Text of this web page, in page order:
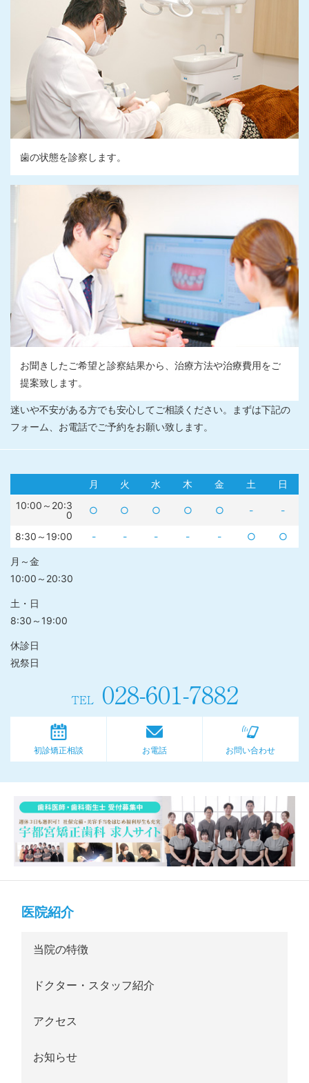
歯の状態を診察します。
お聞きしたご希望と診察結果から、治療方法や治療費用をご
提案致します。
迷いや不安がある方でも安心してご相談ください。まずは下記の
フォーム、お電話でご予約をお願い致します。
月 火 水 木 金 土
日
10:00～20:3
0
○ ○ ○ ○ ○ - -
8:30～19:00 - - - - - ○ ○
月～金
10:00～20:30
土・日
8:30～19:00
休診日
祝祭日
TEL028-601-7882
初診矯正相談 お電話 お問い合わせ
医院紹介
当院の特徴
ドクター・スタッフ紹介
アクセス
お知らせ